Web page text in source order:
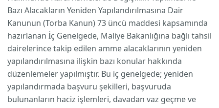
Bazı Alacakların Yeniden Yapılandırılmasına Dair
Kanunun (Torba Kanun) 73 üncü maddesi kapsamında
hazırlanan İç Genelgede, Maliye Bakanlığına bağlı tahsil
dairelerince takip edilen amme alacaklarının yeniden
yapılandırılmasına ilişkin bazı konular hakkında
düzenlemeler yapılmıştır. Bu iç genelgede; yeniden
yapılandırmada başvuru şekilleri, başvuruda
bulunanların haciz işlemleri, davadan vaz geçme ve